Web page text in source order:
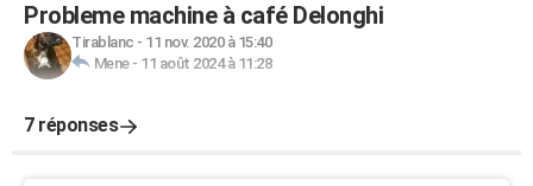
Probleme machine à café Delonghi
Tirablanc - 11 nov. 2020 à 15:40
Mene- 11 août 2024 à 11:28
7 réponses